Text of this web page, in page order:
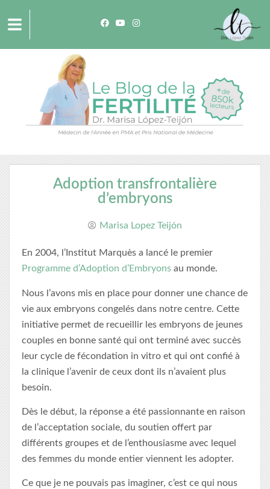
Adoption transfrontalière
d’embryons
Marisa Lopez Teijón
En 2004, l’Institut Marquès a lancé le premier
Programme d’Adoption d’Embryons au monde.
Nous l’avons mis en place pour donner une chance de
vie aux embryons congelés dans notre centre. Cette
initiative permet de recueillir les embryons de jeunes
couples en bonne santé qui ont terminé avec succès
leur cycle de fécondation in vitro et qui ont confié à
la clinique l’avenir de ceux dont ils n’avaient plus
besoin.
Dès le début, la réponse a été passionnante en raison
de l’acceptation sociale, du soutien offert par
différents groupes et de l’enthousiasme avec lequel
des femmes du monde entier viennent les adopter.
Ce que je ne pouvais pas imaginer, c’est ce qui nous